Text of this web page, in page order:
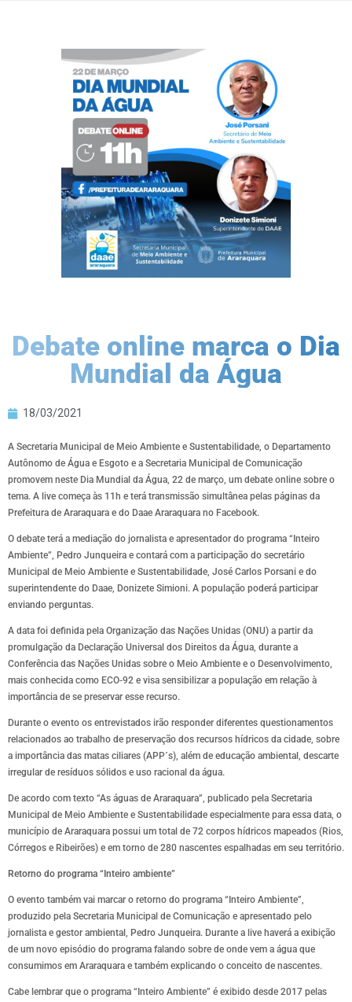
Debate online marca o Dia
Mundial da Água
18/03/2021
A Secretaria Municipal de Meio Ambiente e Sustentabilidade, o Departamento
Autônomo de Água e Esgoto e a Secretaria Municipal de Comunicação
promovem neste Dia Mundial da Água, 22 de março, um debate online sobre o
tema. A live começa às 11h e terá transmissão simultânea pelas páginas da
Prefeitura de Araraquara e do Daae Araraquara no Facebook.
O debate terá a mediação do jornalista e apresentador do programa “Inteiro
Ambiente”, Pedro Junqueira e contará com a participação do secretário
Municipal de Meio Ambiente e Sustentabilidade, José Carlos Porsani e do
superintendente do Daae, Donizete Simioni. A população poderá participar
enviando perguntas.
A data foi definida pela Organização das Nações Unidas (ONU) a partir da
promulgação da Declaração Universal dos Direitos da Água, durante a
Conferência das Nações Unidas sobre o Meio Ambiente e o Desenvolvimento,
mais conhecida como ECO-92 e visa sensibilizar a população em relação à
importância de se preservar esse recurso.
Durante o evento os entrevistados irão responder diferentes questionamentos
relacionados ao trabalho de preservação dos recursos hídricos da cidade, sobre
a importância das matas ciliares (APP´s), além de educação ambiental, descarte
irregular de resíduos sólidos e uso racional da água.
De acordo com texto “As águas de Araraquara”, publicado pela Secretaria
Municipal de Meio Ambiente e Sustentabilidade especialmente para essa data, o
município de Araraquara possui um total de 72 corpos hídricos mapeados (Rios,
Córregos e Ribeirões) e em torno de 280 nascentes espalhadas em seu território.
Retorno do programa “Inteiro ambiente”
O evento também vai marcar o retorno do programa “Inteiro Ambiente”,
produzido pela Secretaria Municipal de Comunicação e apresentado pelo
jornalista e gestor ambiental, Pedro Junqueira. Durante a live haverá a exibição
de um novo episódio do programa falando sobre de onde vem a água que
consumimos em Araraquara e também explicando o conceito de nascentes.
Cabe lembrar que o programa “Inteiro Ambiente” é exibido desde 2017 pelas